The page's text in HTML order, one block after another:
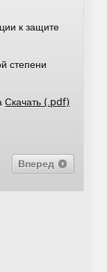
к защите
степени
Скачать (.pdf)
Вперед